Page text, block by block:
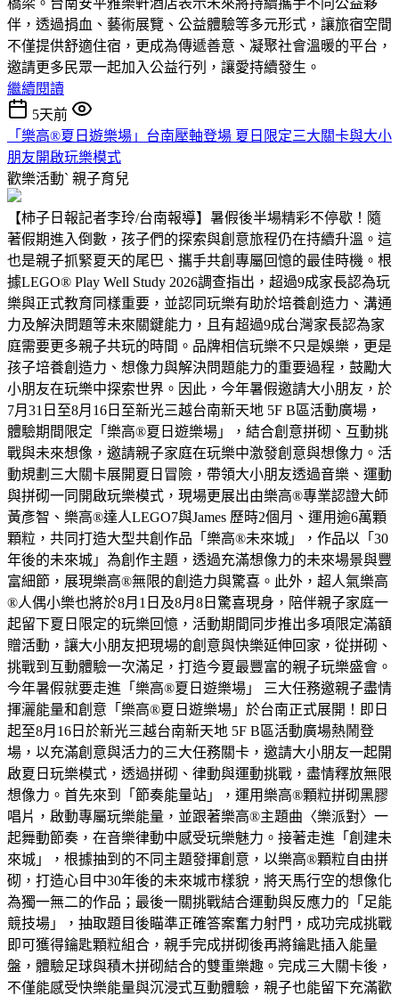
伴，透過捐血、藝術展覽、公益體驗等多元形式，讓旅宿空間
不僅提供舒適住宿，更成為傳遞善意、凝聚社會溫暖的平台，
邀請更多民眾一起加入公益行列，讓愛持續發生。
繼續閱讀
5天前
「樂高®夏日遊樂場」台南壓軸登場 夏日限定三大關卡與大小
朋友開啟玩樂模式
歡樂活動ˋ 親子育兒
【柿子日報記者李玲/台南報導】暑假後半場精彩不停歇！隨
著假期進入倒數，孩子們的探索與創意旅程仍在持續升溫。這
也是親子抓緊夏天的尾巴、攜手共創專屬回憶的最佳時機。根
據LEGO® Play Well Study 2026調查指出，超過9成家長認為玩
樂與正式教育同樣重要，並認同玩樂有助於培養創造力、溝通
力及解決問題等未來關鍵能力，且有超過9成台灣家長認為家
庭需要更多親子共玩的時間。品牌相信玩樂不只是娛樂，更是
孩子培養創造力、想像力與解決問題能力的重要過程，鼓勵大
小朋友在玩樂中探索世界。因此，今年暑假邀請大小朋友，於
7月31日至8月16日至新光三越台南新天地 5F B區活動廣場，
體驗期間限定「樂高®夏日遊樂場」，結合創意拼砌、互動挑
戰與未來想像，邀請親子家庭在玩樂中激發創意與想像力。活
動規劃三大關卡展開夏日冒險，帶領大小朋友透過音樂、運動
與拼砌一同開啟玩樂模式，現場更展出由樂高®專業認證大師
黃彥智、樂高®達人LEGO7與James 歷時2個月、運用逾6萬顆
顆粒，共同打造大型共創作品「樂高®未來城」，作品以「30
年後的未來城」為創作主題，透過充滿想像力的未來場景與豐
富細節，展現樂高®無限的創造力與驚喜。此外，超人氣樂高
®人偶小樂也將於8月1日及8月8日驚喜現身，陪伴親子家庭一
起留下夏日限定的玩樂回憶，活動期間同步推出多項限定滿額
贈活動，讓大小朋友把現場的創意與快樂延伸回家，從拼砌、
挑戰到互動體驗一次滿足，打造今夏最豐富的親子玩樂盛會。
今年暑假就要走進「樂高®夏日遊樂場」 三大任務邀親子盡情
揮灑能量和創意「樂高®夏日遊樂場」於台南正式展開！即日
起至8月16日於新光三越台南新天地 5F B區活動廣場熱鬧登
場，以充滿創意與活力的三大任務關卡，邀請大小朋友一起開
啟夏日玩樂模式，透過拼砌、律動與運動挑戰，盡情釋放無限
想像力。首先來到「節奏能量站」，運用樂高®顆粒拼砌黑膠
唱片，啟動專屬玩樂能量，並跟著樂高®主題曲〈樂派對〉一
起舞動節奏，在音樂律動中感受玩樂魅力。接著走進「創建未
來城」，根據抽到的不同主題發揮創意，以樂高®顆粒自由拼
砌，打造心目中30年後的未來城市樣貌，將天馬行空的想像化
為獨一無二的作品；最後一關挑戰結合運動與反應力的「足能
競技場」，抽取題目後瞄準正確答案奮力射門，成功完成挑戰
即可獲得鑰匙顆粒組合，親手完成拼砌後再將鑰匙插入能量
盤，體驗足球與積木拼砌結合的雙重樂趣。完成三大關卡後，
不僅能感受快樂能量與沉浸式互動體驗，親子也能留下充滿歡